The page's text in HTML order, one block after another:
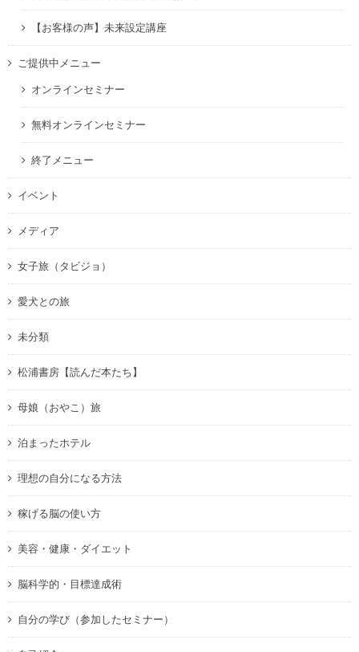
【お客様の声】未来設定講座
ご提供中メニュー
オンラインセミナー
無料オンラインセミナー
終了メニュー
イベント
メディア
女子旅（タビジョ）
愛犬との旅
未分類
松浦書房【読んだ本たち】
母娘（おやこ）旅
泊まったホテル
理想の自分になる方法
稼げる脳の使い方
美容・健康・ダイエット
脳科学的・目標達成術
自分の学び（参加したセミナー）